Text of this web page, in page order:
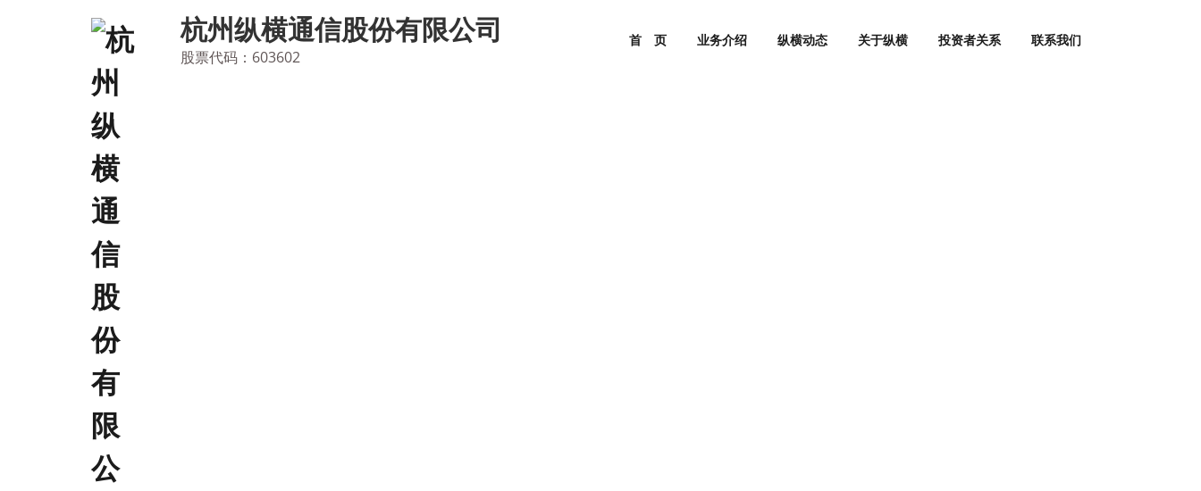
杭州纵横通信股份有限公司
股票代码：603602
首 页 业务介绍 纵横动态 关于纵横 投资者关系 联系我们